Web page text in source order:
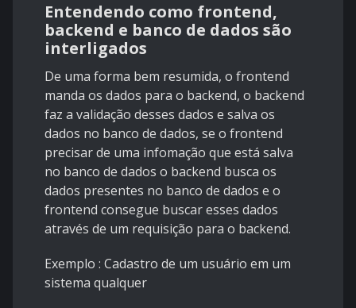
Entendendo como frontend,
backend e banco de dados são
interligados
De uma forma bem resumida, o frontend
manda os dados para o backend, o backend
faz a validação desses dados e salva os
dados no banco de dados, se o frontend
precisar de uma infomação que está salva
no banco de dados o backend busca os
dados presentes no banco de dados e o
frontend consegue buscar esses dados
através de um requisição para o backend.
Exemplo : Cadastro de um usuário em um
sistema qualquer